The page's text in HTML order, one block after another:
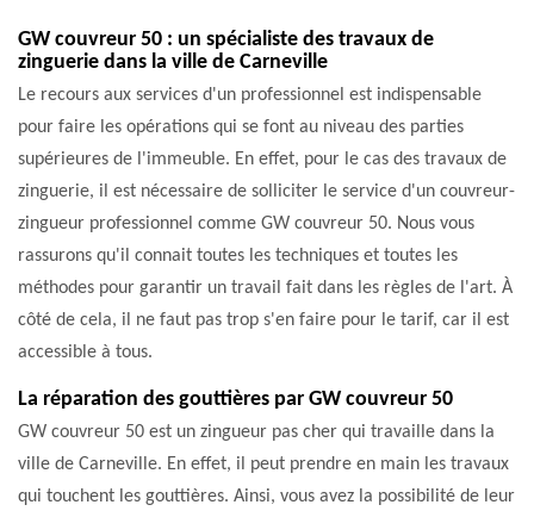
GW couvreur 50 : un spécialiste des travaux de
zinguerie dans la ville de Carneville
Le recours aux services d'un professionnel est indispensable
pour faire les opérations qui se font au niveau des parties
supérieures de l'immeuble. En effet, pour le cas des travaux de
zinguerie, il est nécessaire de solliciter le service d'un couvreur-
zingueur professionnel comme GW couvreur 50. Nous vous
rassurons qu'il connait toutes les techniques et toutes les
méthodes pour garantir un travail fait dans les règles de l'art. À
côté de cela, il ne faut pas trop s'en faire pour le tarif, car il est
accessible à tous.
La réparation des gouttières par GW couvreur 50
GW couvreur 50 est un zingueur pas cher qui travaille dans la
ville de Carneville. En effet, il peut prendre en main les travaux
qui touchent les gouttières. Ainsi, vous avez la possibilité de leur